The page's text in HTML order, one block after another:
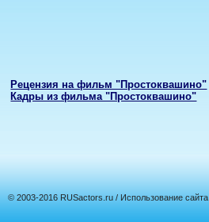
Рецензия на фильм "Простоквашино"
Кадры из фильма "Простоквашино"
© 2003-2016 RUSactors.ru / Использование сайта